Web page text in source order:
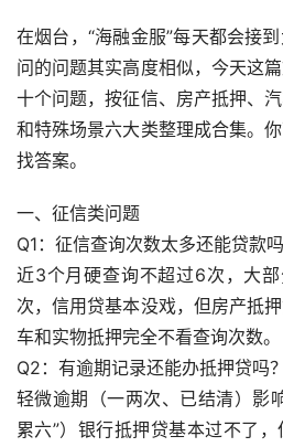
在烟台，“海融金服”每天都会接
问的问题其实高度相似，今天这
十个问题，按征信、房产抵押、
和特殊场景六大类整理成合集。
找答案。
一、征信类问题
Q1：征信查询次数太多还能贷款吗
近3个月硬查询不超过6次，大
次，信用贷基本没戏，但房产抵
车和实物抵押完全不看查询次数。
Q2：有逾期记录还能办抵押贷吗？
轻微逾期（一两次、已结清）影
累六”）银行抵押贷基本过不了，